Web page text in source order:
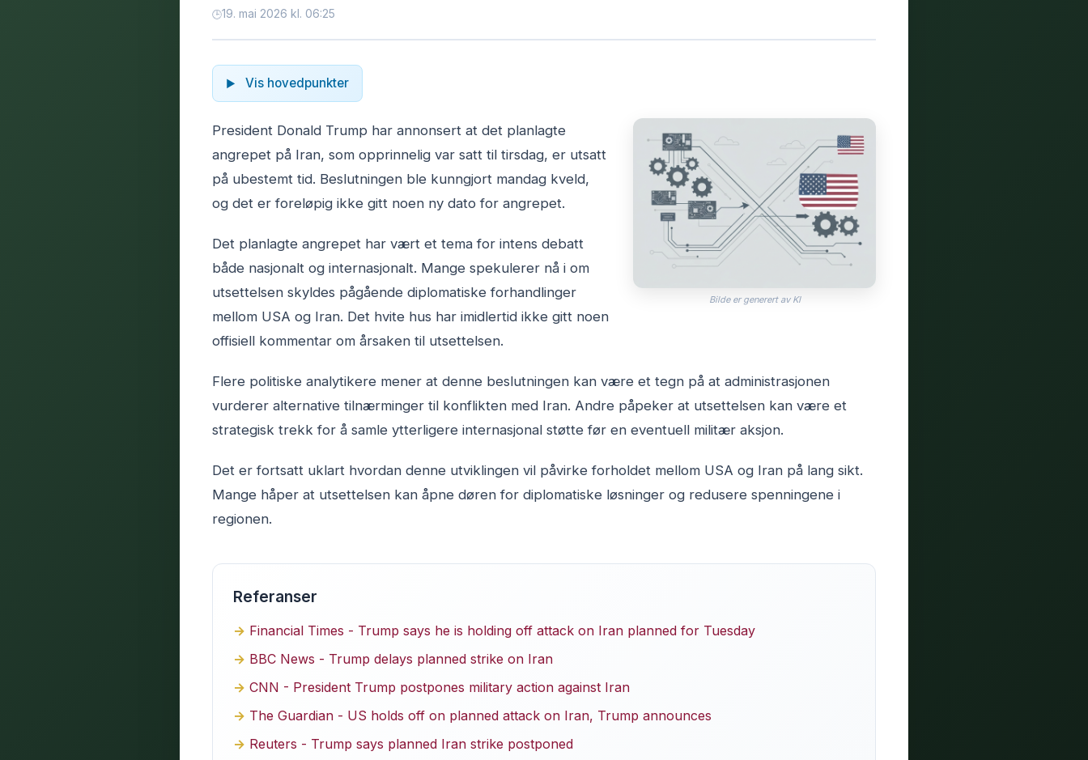
19. mai 2026 kl. 06:25
Vis hovedpunkter
Bilde er generert av KI
President Donald Trump har annonsert at det planlagte
angrepet på Iran, som opprinnelig var satt til tirsdag, er utsatt
på ubestemt tid. Beslutningen ble kunngjort mandag kveld,
og det er foreløpig ikke gitt noen ny dato for angrepet.
Det planlagte angrepet har vært et tema for intens debatt
både nasjonalt og internasjonalt. Mange spekulerer nå i om
utsettelsen skyldes pågående diplomatiske forhandlinger
mellom USA og Iran. Det hvite hus har imidlertid ikke gitt noen
offisiell kommentar om årsaken til utsettelsen.
Flere politiske analytikere mener at denne beslutningen kan være et tegn på at administrasjonen
vurderer alternative tilnærminger til konflikten med Iran. Andre påpeker at utsettelsen kan være et
strategisk trekk for å samle ytterligere internasjonal støtte før en eventuell militær aksjon.
Det er fortsatt uklart hvordan denne utviklingen vil påvirke forholdet mellom USA og Iran på lang sikt.
Mange håper at utsettelsen kan åpne døren for diplomatiske løsninger og redusere spenningene i
regionen.
Referanser
Financial Times - Trump says he is holding off attack on Iran planned for Tuesday
BBC News - Trump delays planned strike on Iran
CNN - President Trump postpones military action against Iran
The Guardian - US holds off on planned attack on Iran, Trump announces
Reuters - Trump says planned Iran strike postponed